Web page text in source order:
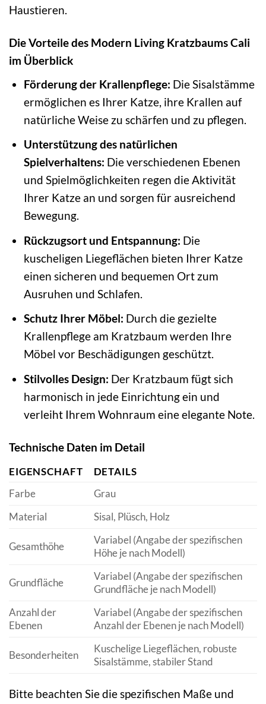
Haustieren.
Die Vorteile des Modern Living Kratzbaums Cali
im Überblick
Förderung der Krallenpflege: Die Sisalstämme
ermöglichen es Ihrer Katze, ihre Krallen auf
natürliche Weise zu schärfen und zu pflegen.
Unterstützung des natürlichen
Spielverhaltens: Die verschiedenen Ebenen
und Spielmöglichkeiten regen die Aktivität
Ihrer Katze an und sorgen für ausreichend
Bewegung.
Rückzugsort und Entspannung: Die
kuscheligen Liegeflächen bieten Ihrer Katze
einen sicheren und bequemen Ort zum
Ausruhen und Schlafen.
Schutz Ihrer Möbel: Durch die gezielte
Krallenpflege am Kratzbaum werden Ihre
Möbel vor Beschädigungen geschützt.
Stilvolles Design: Der Kratzbaum fügt sich
harmonisch in jede Einrichtung ein und
verleiht Ihrem Wohnraum eine elegante Note.
Technische Daten im Detail
EIGENSCHAFT
DETAILS
Farbe
Grau
Material
Sisal, Plüsch, Holz
Gesamthöhe
Variabel (Angabe der spezifischen
Höhe je nach Modell)
Grundfläche
Variabel (Angabe der spezifischen
Grundfläche je nach Modell)
Anzahl der
Ebenen
Variabel (Angabe der spezifischen
Anzahl der Ebenen je nach Modell)
Besonderheiten
Kuschelige Liegeflächen, robuste
Sisalstämme, stabiler Stand
Bitte beachten Sie die spezifischen Maße und